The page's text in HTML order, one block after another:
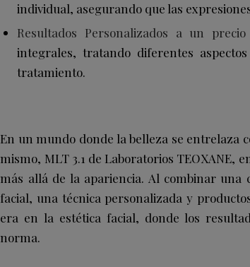
individual, asegurando que las
Resultados Personalizados a un
integrales, tratando diferentes
tratamiento.
En un mundo donde la belleza se entrelaza
mismo, MLT 3.1 de Laboratorios TEOXANE,
más allá de la apariencia. Al combinar
facial, una técnica personalizada y
era en la estética facial, donde los
norma.